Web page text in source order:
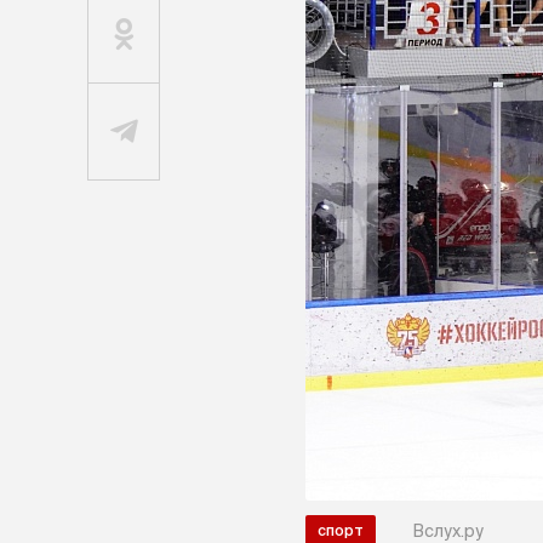
спорт Вслух.ру